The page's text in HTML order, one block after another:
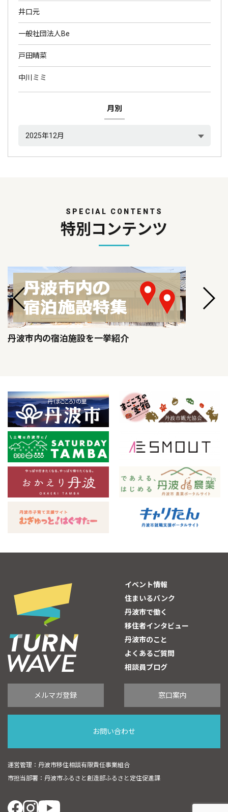
井口元
一般社団法人Be
戸田晴菜
中川ミミ
月別
SPECIAL CONTENTS
特別コンテンツ
丹波市内の宿泊施設を一挙紹介
イベント情報
住まいるバンク
丹波市で働く
移住者インタビュー
丹波市のこと
よくあるご質問
相談員ブログ
メルマガ登録 窓口案内
お問い合わせ
運営管理：丹波市移住相談有限責任事業組合
市担当部署：丹波市ふるさと創造部ふるさと定住促進課